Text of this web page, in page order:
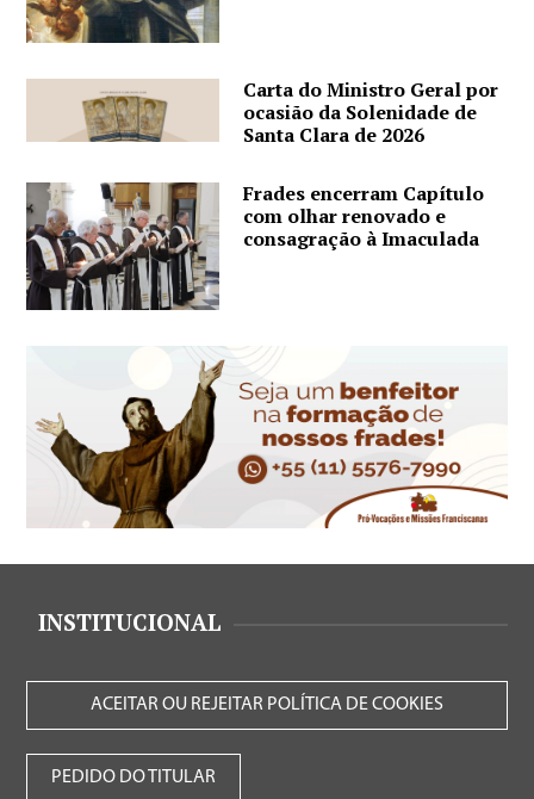
Carta do Ministro Geral por
ocasião da Solenidade de
Santa Clara de 2026
Frades encerram Capítulo
com olhar renovado e
consagração à Imaculada
INSTITUCIONAL
ACEITAR OU REJEITAR POLÍTICA DE COOKIES
PEDIDO DO TITULAR